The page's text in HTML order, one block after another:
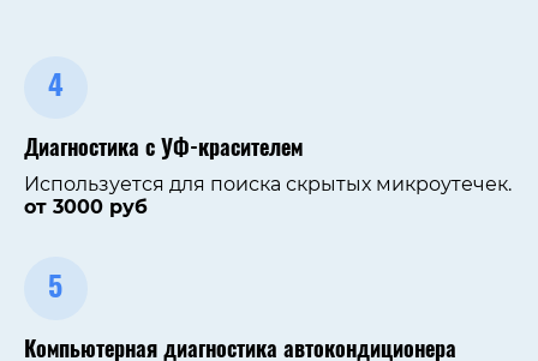
4
Диагностика с УФ-красителем
Используется для поиска скрытых микроутечек.
от 3000 руб
5
Компьютерная диагностика автокондиционера